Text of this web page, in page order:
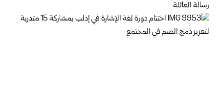
رسالة العائلة